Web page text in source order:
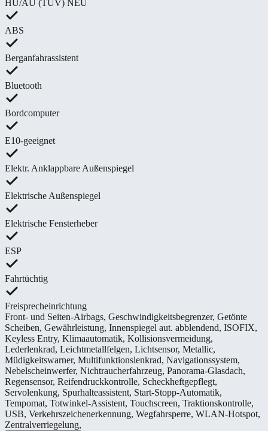
HU/AU (TÜV) NEU
ABS
Berganfahrassistent
Bluetooth
Bordcomputer
E10-geeignet
Elektr. Anklappbare Außenspiegel
Elektrische Außenspiegel
Elektrische Fensterheber
ESP
Fahrtüchtig
Freisprecheinrichtung
Front- und Seiten-Airbags, Geschwindigkeitsbegrenzer, Getönte
Scheiben, Gewährleistung, Innenspiegel aut. abblendend, ISOFIX,
Keyless Entry, Klimaautomatik, Kollisionsvermeidung,
Lederlenkrad, Leichtmetallfelgen, Lichtsensor, Metallic,
Müdigkeitswarner, Multifunktionslenkrad, Navigationssystem,
Nebelscheinwerfer, Nichtraucherfahrzeug, Panorama-Glasdach,
Regensensor, Reifendruckkontrolle, Scheckheftgepflegt,
Servolenkung, Spurhalteassistent, Start-Stopp-Automatik,
Tempomat, Totwinkel-Assistent, Touchscreen, Traktionskontrolle,
USB, Verkehrszeichenerkennung, Wegfahrsperre, WLAN-Hotspot,
Zentralverriegelung,